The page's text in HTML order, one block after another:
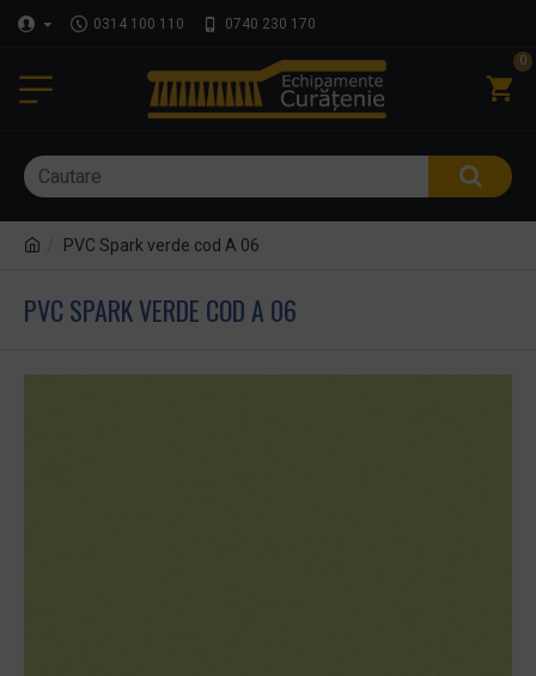
0314 100 110 0740 230 170
0
PVC Spark verde cod A 06
PVC SPARK VERDE COD A 06